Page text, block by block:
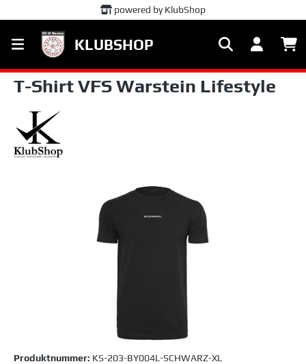
powered by KlubShop
KLUBSHOP
T-Shirt VFS Warstein Lifestyle
Produktnummer: KS-203-BY004L-SCHWARZ-XL